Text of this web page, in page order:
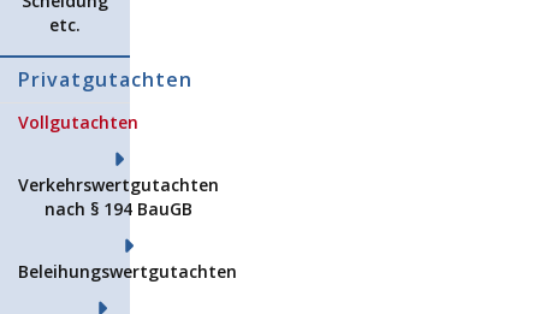
etc.
Privatgutachten
Vollgutachten
Verkehrswertgutachten
nach § 194 BauGB
Beleihungswertgutachten